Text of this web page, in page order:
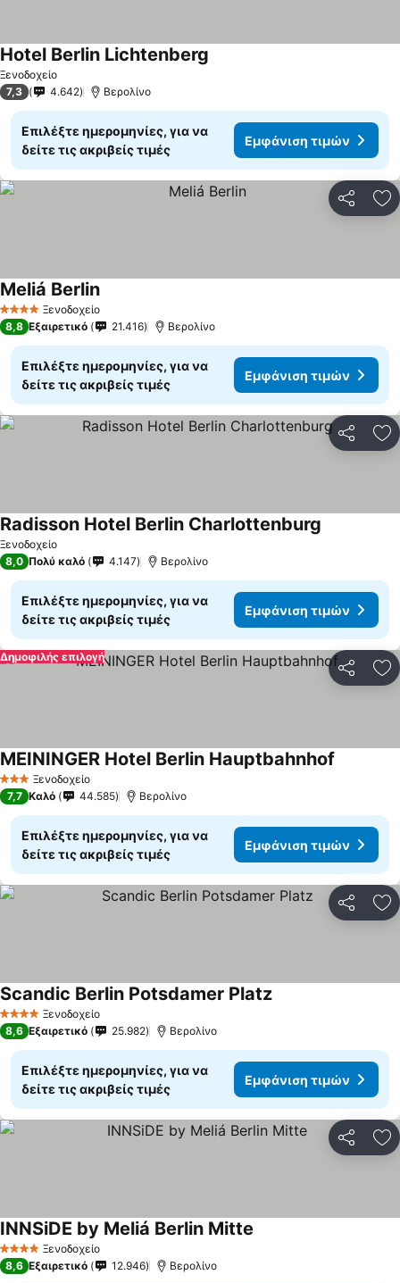
Ξενοδοχείο
Hotel Berlin Lichtenberg
7,3 4.642 Βερολίνο
Επιλέξτε ημερομηνίες, για να
δείτε τις ακριβείς τιμές
Εμφάνιση τιμών
4 ΑστέριαΞενοδοχείο
Meliá BerlinΕμφάνιση τιμών
8,8 Εξαιρετικό 21.416 Βερολίνο
Επιλέξτε ημερομηνίες, για να
δείτε τις ακριβείς τιμές
Εμφάνιση τιμών
Ξενοδοχείο
Radisson Hotel Berlin Charlottenburg
8,0 Πολύ καλό 4.147 Βερολίνο
Επιλέξτε ημερομηνίες, για να
δείτε τις ακριβείς τιμές
Εμφάνιση τιμών
Δημοφιλής επιλογή
3 ΑστέριαΞενοδοχείο
MEININGER Hotel Berlin Hauptbahnhof
7,7 Καλό 44.585 Βερολίνο
Επιλέξτε ημερομηνίες, για να
δείτε τις ακριβείς τιμές
Εμφάνιση τιμών
4 ΑστέριαΞενοδοχείο
Scandic Berlin Potsdamer PlatzΕμφάνιση τιμών
8,6 Εξαιρετικό 25.982 Βερολίνο
Επιλέξτε ημερομηνίες, για να
δείτε τις ακριβείς τιμές
Εμφάνιση τιμών
4 ΑστέριαΞενοδοχείο
INNSiDE by Meliá Berlin Mitte
8,6 Εξαιρετικό 12.946 Βερολίνο